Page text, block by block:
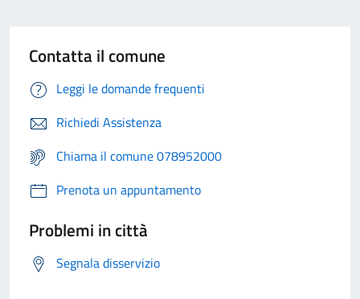
Contatta il comune
Leggi le domande frequenti
Richiedi Assistenza
Chiama il comune 078952000
Prenota un appuntamento
Problemi in città
Segnala disservizio